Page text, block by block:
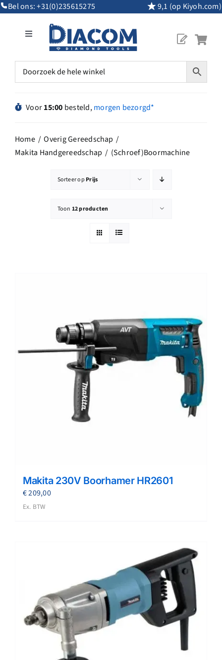
GaBel ons:+31(0)235615275 9,1 (op Kiyoh.com)
Toggle
Navigation
Mijn Account
Overig Gereedschap
Vacatures
Voor15:00 besteld,morgen bezorgd*
Home
Overig Gereedschap
Makita Handgereedschap
(Schroef)Boormachine
Sorteer op Prijs
Toon 12 producten
Makita 230V Boorhamer HR2601
€209,00
Ex. BTW